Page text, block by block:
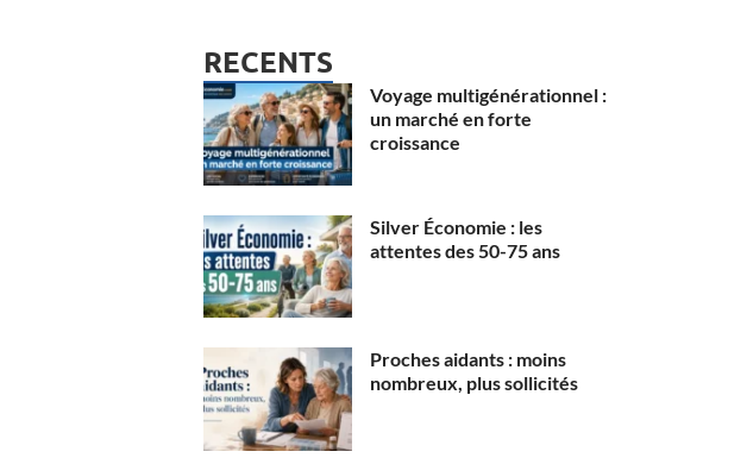
RECENTS
Voyage multigénérationnel :
un marché en forte
croissance
Silver Économie : les
attentes des 50-75 ans
Proches aidants : moins
nombreux, plus sollicités